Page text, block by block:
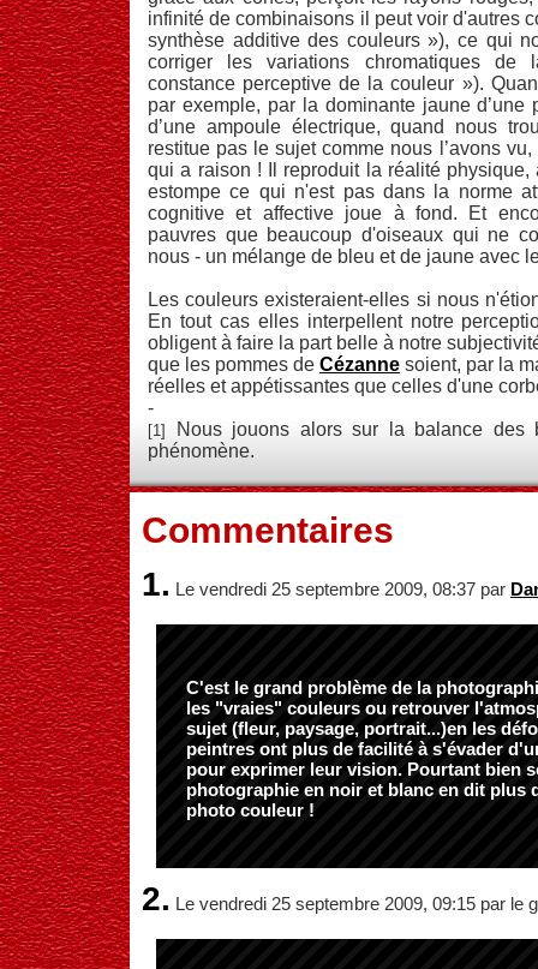
infinité de combinaisons il peut voir d'autres
synthèse additive des couleurs »), ce qui
corriger les variations chromatiques de
constance perceptive de la couleur »).
par exemple, par la dominante jaune
d’une ampoule électrique, quand nous
restitue pas le sujet comme nous l’avons
qui a raison ! Il reproduit la réalité physique,
estompe ce qui n'est pas dans la norme
cognitive et affective joue à fond. Et
pauvres que beaucoup d'oiseaux qui ne
nous - un mélange de bleu et de jaune avec
Les couleurs existeraient-elles si nous
En tout cas elles interpellent notre
obligent à faire la part belle à notre
que les pommes de Cézanne soient, par la
réelles et appétissantes que celles d'une
-
[1]
Nous jouons alors sur la balance des
phénomène.
Commentaires
1. Le vendredi 25 septembre 2009, 08:37 par
C'est le grand problème de la
les "vraies" couleurs ou retrouver
sujet (fleur, paysage, portrait...)en les
peintres ont plus de facilité à s'évader
pour exprimer leur vision. Pourtant bien
photographie en noir et blanc en dit plus
photo couleur !
2. Le vendredi 25 septembre 2009, 09:15 par le